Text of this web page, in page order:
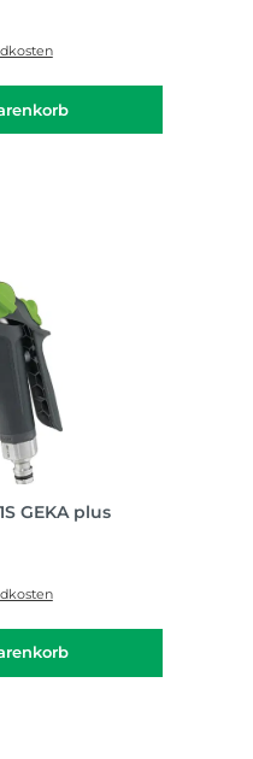
GEKA plus